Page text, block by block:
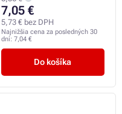
7,05 €
5,73 € bez DPH
Najnižšia cena za posledných 30
dní: 7,04 €
Do košíka